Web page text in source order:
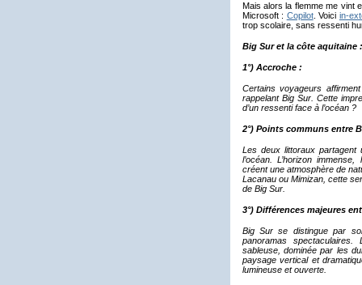
Mais alors la flemme me vint
Microsoft : Copilot. Voici in-
trop scolaire, sans ressenti
Big Sur et la côte aquitaine
1°) Accroche :
Certains voyageurs
rappelant Big Sur. Cette
d’un ressenti face à l’océan ?
2°) Points communs entre
Les deux littoraux
l’océan. L’horizon
créent une atmosphère de
Lacanau ou Mimizan, cette
de Big Sur.
3°) Différences majeures
Big Sur se distingue par
panoramas
sableuse, dominée par les
paysage vertical et
lumineuse et ouverte.